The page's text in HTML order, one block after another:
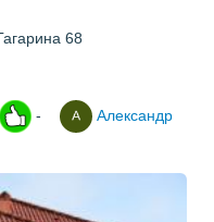
68
- Александр